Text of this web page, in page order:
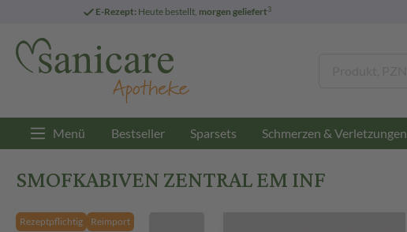
E-Rezept: Heute bestellt, morgen geliefert3
Menü Bestseller Sparsets Schmerzen & Verletzungen
SMOFKABIVEN ZENTRAL EM INF
Rezeptpflichtig Reimport